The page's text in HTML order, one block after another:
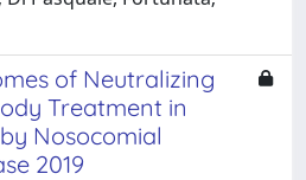
of Neutralizing
Treatment in
Nosocomial
2019